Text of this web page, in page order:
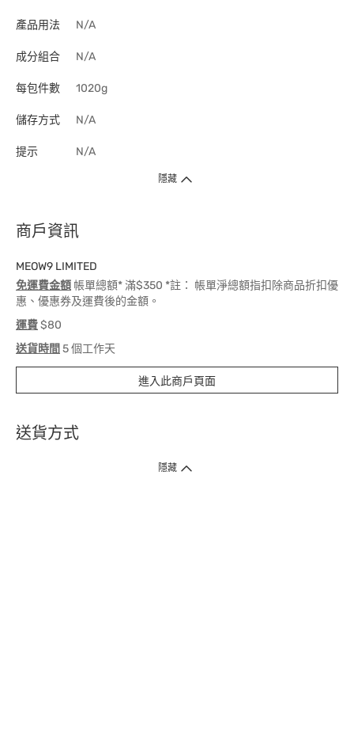
產品用法 N/A
成分組合 N/A
每包件數 1020g
儲存方式 N/A
提示 N/A
隱藏
商戶資訊
MEOW9 LIMITED
免運費金額 帳單總額* 滿$350 *註： 帳單淨總額指扣除商品折扣優
惠、優惠券及運費後的金額。
運費$80
送貨時間 5 個工作天
進入此商戶頁面
送貨方式
1. 送貨到府（受衛生署條例規管產品除外 ）
隱藏